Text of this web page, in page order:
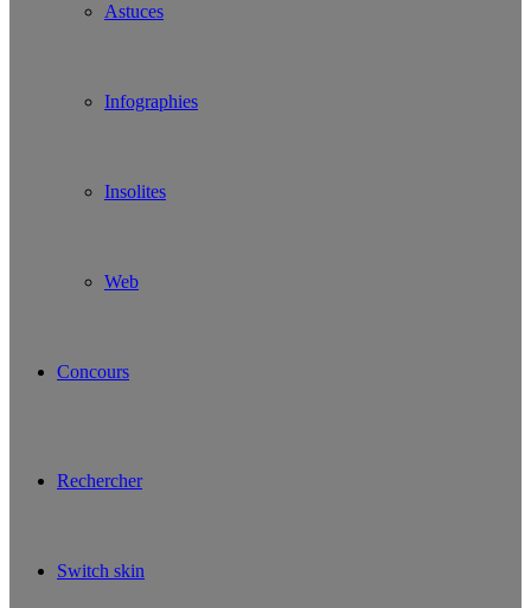
Astuces
Infographies
Insolites
Web
Concours
Rechercher
Switch skin